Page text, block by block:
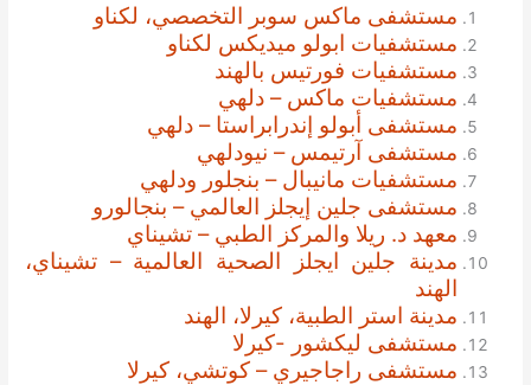
مستشفى ماكس سوبر التخصصي، لكناو
مستشفيات ابولو ميديكس لكناو
مستشفيات فورتيس بالهند
مستشفيات ماكس – دلهي
مستشفى أبولو إندرابراستا – دلهي
مستشفى آرتيمس – نيودلهي
مستشفيات مانيبال – بنجلور ودلهي
مستشفى جلين إيجلز العالمي – بنجالورو
معهد د. ريلا والمركز الطبي – تشيناي
مدينة جلين ايجلز الصحية العالمية – تشيناي،
الهند
مدينة استر الطبية، كيرلا، الهند
مستشفى ليكشور -كيرلا
مستشفى راجاجيري – كوتشي، كيرلا